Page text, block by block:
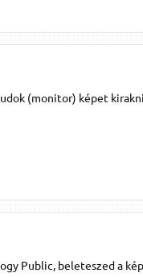
(monitor) képet
Public, beleteszed a